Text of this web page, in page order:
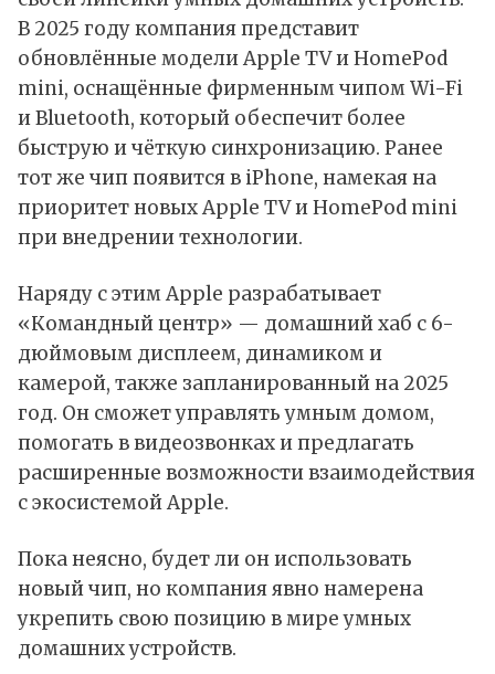
В 2025 году компания представит
обновлённые модели Apple TV и HomePod
mini, оснащённые фирменным чипом Wi-Fi
и Bluetooth, который обеспечит более
быструю и чёткую синхронизацию. Ранее
тот же чип появится в iPhone, намекая на
приоритет новых Apple TV и HomePod mini
при внедрении технологии.
Наряду с этим Apple разрабатывает
«Командный центр» — домашний хаб с 6-
дюймовым дисплеем, динамиком и
камерой, также запланированный на 2025
год. Он сможет управлять умным домом,
помогать в видеозвонках и предлагать
расширенные возможности взаимодействия
с экосистемой Apple.
Пока неясно, будет ли он использовать
новый чип, но компания явно намерена
укрепить свою позицию в мире умных
домашних устройств.